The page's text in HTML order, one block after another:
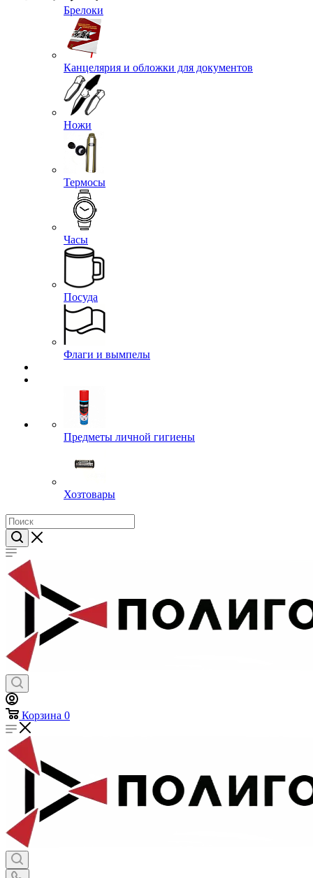
Брелоки
Канцелярия и обложки для документов
Ножи
Термосы
Часы
Посуда
Флаги и вымпелы
Предметы личной гигиены
Хозтовары
Корзина 0